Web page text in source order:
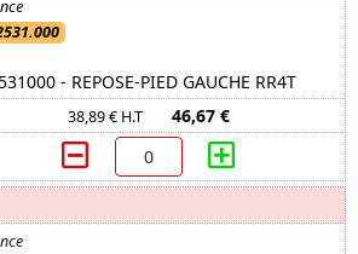
- REPOSE-PIED GAUCHE RR4T
38,89 € H.T 46,67 €